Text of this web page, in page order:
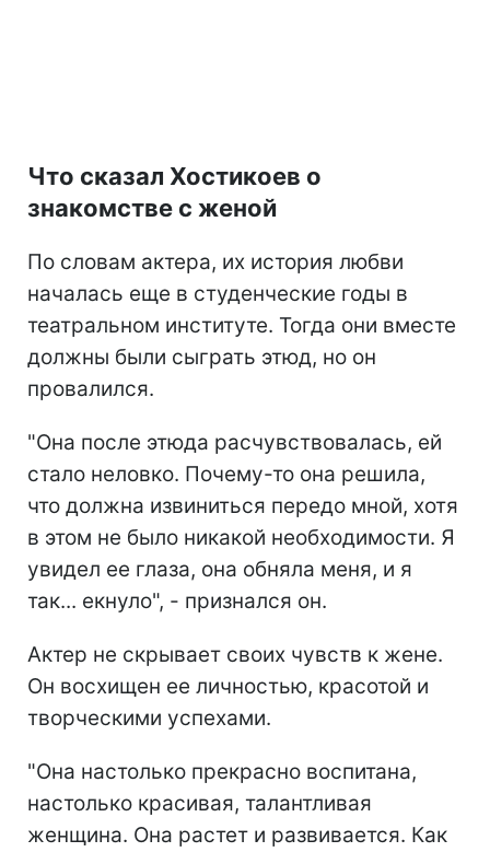
Что сказал Хостикоев о
знакомстве с женой
По словам актера, их история любви
началась еще в студенческие годы в
театральном институте. Тогда они вместе
должны были сыграть этюд, но он
провалился.
"Она после этюда расчувствовалась, ей
стало неловко. Почему-то она решила,
что должна извиниться передо мной, хотя
в этом не было никакой необходимости. Я
увидел ее глаза, она обняла меня, и я
так... екнуло", - признался он.
Актер не скрывает своих чувств к жене.
Он восхищен ее личностью, красотой и
творческими успехами.
"Она настолько прекрасно воспитана,
настолько красивая, талантливая
женщина. Она растет и развивается. Как